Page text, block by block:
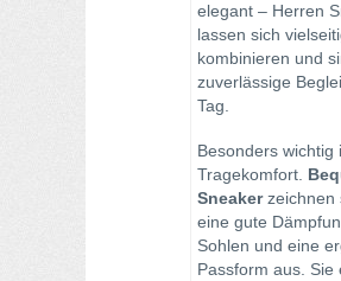
Pantofola d `Oro
Premiata
Scotch & Soda
Voile Blanche
elegant – Herren
lassen sich
kombinieren und
zuverlässige
Tag.
Besonders wichtig
Tragekomfort.
Sneakerzeichnen
eine gute
Sohlen und eine
Passform aus. Sie